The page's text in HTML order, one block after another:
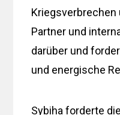
Kriegsverbrechen
Partner und
darüber und
und energische
Sybiha forderte